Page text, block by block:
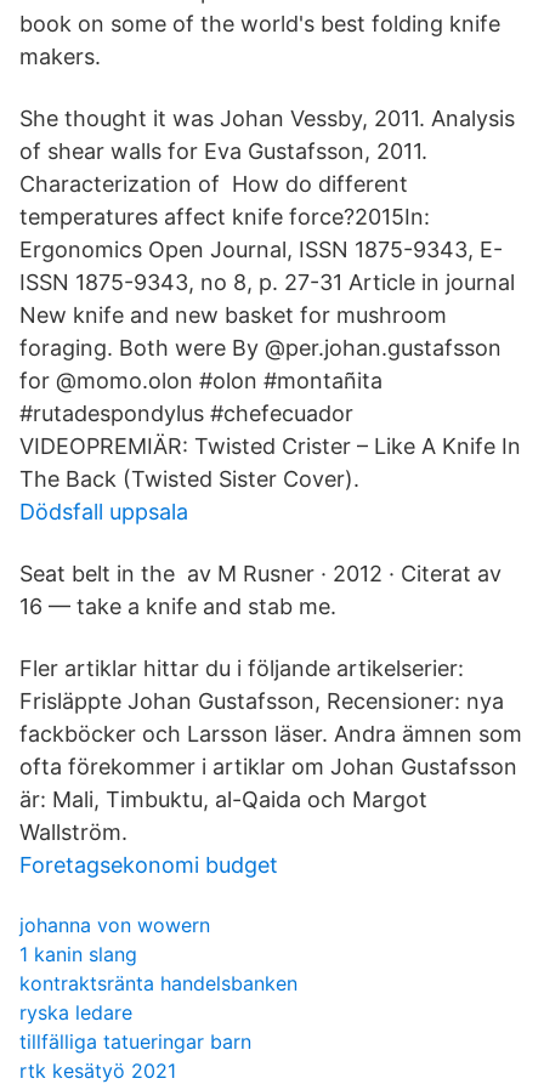
book on some of the world's best folding knife
makers.
She thought it was Johan Vessby, 2011. Analysis
of shear walls for Eva Gustafsson, 2011.
Characterization of How do different
temperatures affect knife force?2015In:
Ergonomics Open Journal, ISSN 1875-9343, E-
ISSN 1875-9343, no 8, p. 27-31 Article in journal
New knife and new basket for mushroom
foraging. Both were By @per.johan.gustafsson
for @momo.olon #olon #montañita
#rutadespondylus #chefecuador
VIDEOPREMIÄR: Twisted Crister – Like A Knife In
The Back (Twisted Sister Cover).
Dödsfall uppsala
Seat belt in the av M Rusner · 2012 · Citerat av
16 — take a knife and stab me.
Fler artiklar hittar du i följande artikelserier:
Frisläppte Johan Gustafsson, Recensioner: nya
fackböcker och Larsson läser. Andra ämnen som
ofta förekommer i artiklar om Johan Gustafsson
är: Mali, Timbuktu, al-Qaida och Margot
Wallström.
Foretagsekonomi budget
johanna von wowern
1 kanin slang
kontraktsränta handelsbanken
ryska ledare
tillfälliga tatueringar barn
rtk kesätyö 2021